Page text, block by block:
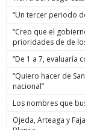
“Un tercer periodo
“Creo que el
prioridades de de
“De 1 a 7, evaluaría
“Quiero hacer de
nacional”
Los nombres que
Ojeda, Arteaga y